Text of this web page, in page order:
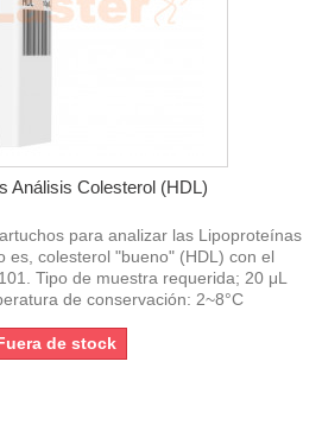
Análisis Colesterol (HDL)
para analizar las Lipoproteínas
es, colesterol "bueno" (HDL) con el
Tipo de muestra requerida; 20 μL
de conservación: 2~8°C
de stock